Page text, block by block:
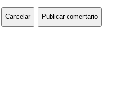
Cancelar Publicar comentario